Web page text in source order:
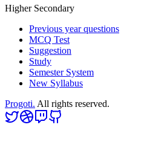
Higher Secondary
Previous year questions
MCQ Test
Suggestion
Study
Semester System
New Syllabus
Progoti. All rights reserved.